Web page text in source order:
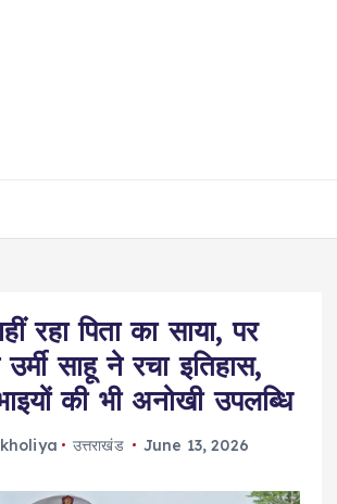
रहा पिता का साया, पर
साहू ने रचा इतिहास,
की भी अनोखी उपलब्धि
उत्तराखंड June 13, 2026